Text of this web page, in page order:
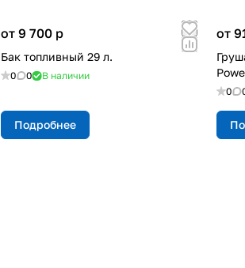
от 9 700 p
Бак топливный 29 л.
0 0 В наличии
Подробнее
от
0